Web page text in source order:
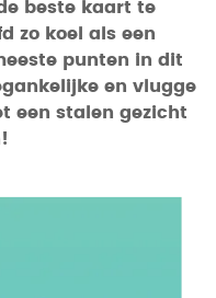
beste kaart te
zo koel als een
punten in dit
en vlugge
een stalen gezicht